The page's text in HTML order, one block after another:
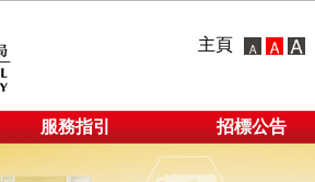
主頁
服務指引 招標公告